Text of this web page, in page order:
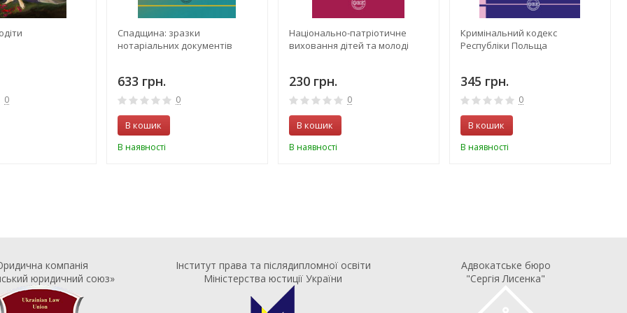
0
Спадщина: зразки
нотаріальних документів
633 грн.
0
В кошик
В наявності
Національно-патріотичне
виховання дітей та молоді
230 грн.
0
В кошик
В наявності
Кримінальний кодекс
Республіки Польща
345 грн.
0
В кошик
В наявності
компанія
юридичний союз»
Інститут права та післядипломної освіти
Міністерства юстиції України
Адвокатське бюро
"Сергія Лисенка"